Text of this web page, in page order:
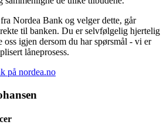
Nordea Bank og velger dette, går
til banken. Du er selvfølgelig hjertelig
igjen dersom du har spørsmål - vi er
låneprosess.
på nordea.no